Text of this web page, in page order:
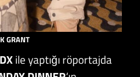
GRANT
ile yaptığı röportajda